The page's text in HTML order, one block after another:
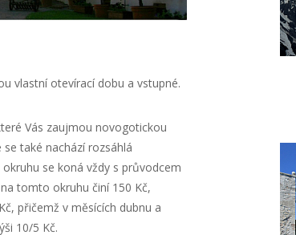
vlastní otevírací dobu a vstupné.
Vás zaujmou novogotickou
také nachází rozsáhlá
se koná vždy s průvodcem
tomto okruhu činí 150 Kč,
přičemž v měsících dubnu a
10/5 Kč.